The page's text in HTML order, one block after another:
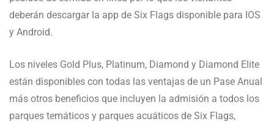
deberán descargar la app de Six Flags disponible para IOS
y Android.
Los niveles Gold Plus, Platinum, Diamond y Diamond Elite
están disponibles con todas las ventajas de un Pase Anual
más otros beneficios que incluyen la admisión a todos los
parques temáticos y parques acuáticos de Six Flags,